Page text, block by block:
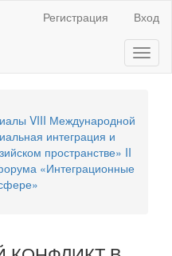
Регистрация Вход
VIII Международной
интеграция и
пространстве» II
«Интеграционные